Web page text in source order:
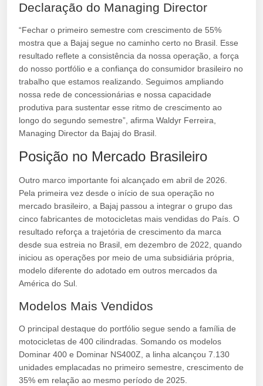
Declaração do Managing Director
“Fechar o primeiro semestre com crescimento de 55%
mostra que a Bajaj segue no caminho certo no Brasil. Esse
resultado reflete a consistência da nossa operação, a força
do nosso portfólio e a confiança do consumidor brasileiro no
trabalho que estamos realizando. Seguimos ampliando
nossa rede de concessionárias e nossa capacidade
produtiva para sustentar esse ritmo de crescimento ao
longo do segundo semestre”, afirma Waldyr Ferreira,
Managing Director da Bajaj do Brasil.
Posição no Mercado Brasileiro
Outro marco importante foi alcançado em abril de 2026.
Pela primeira vez desde o início de sua operação no
mercado brasileiro, a Bajaj passou a integrar o grupo das
cinco fabricantes de motocicletas mais vendidas do País. O
resultado reforça a trajetória de crescimento da marca
desde sua estreia no Brasil, em dezembro de 2022, quando
iniciou as operações por meio de uma subsidiária própria,
modelo diferente do adotado em outros mercados da
América do Sul.
Modelos Mais Vendidos
O principal destaque do portfólio segue sendo a família de
motocicletas de 400 cilindradas. Somando os modelos
Dominar 400 e Dominar NS400Z, a linha alcançou 7.130
unidades emplacadas no primeiro semestre, crescimento de
35% em relação ao mesmo período de 2025.